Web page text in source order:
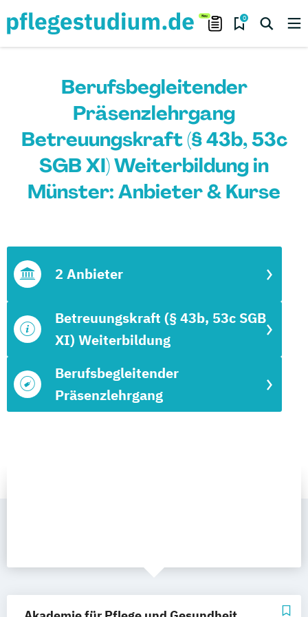
0
Berufsbegleitender
Präsenzlehrgang
Betreuungskraft (§ 43b, 53c
SGB XI) Weiterbildung in
Münster: Anbieter & Kurse
Berufsbegleitender
Präsenzlehrgang
Betreuungskraft (§ 43b, 53c SGB
XI) Weiterbildung
2 Anbieter